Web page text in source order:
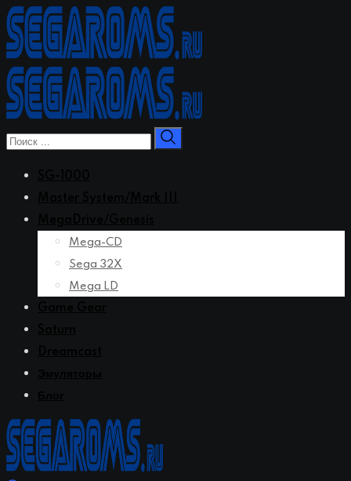
Перейти
к
контенту
Mega-CD
Sega 32X
Mega LD